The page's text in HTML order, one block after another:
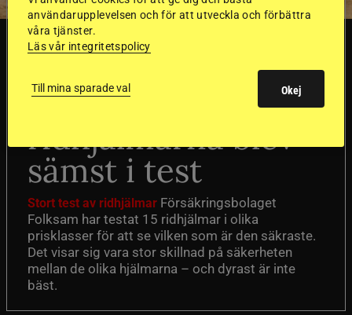
SVERIGE
Dyraste
ridhjälmarna blev
sämst i test
Stort test av ridhjälmar Försäkringsbolaget
Folksam har testat 15 ridhjälmar i olika
prisklasser för att se vilken som är den säkraste.
Det visar sig vara stor skillnad på säkerheten
mellan de olika hjälmarna – och dyrast är inte
bäst.
användarupplevelsen och för att utveckla och förbättra
våra tjänster.
Läs vår integritetspolicy
Till mina sparade val Okej